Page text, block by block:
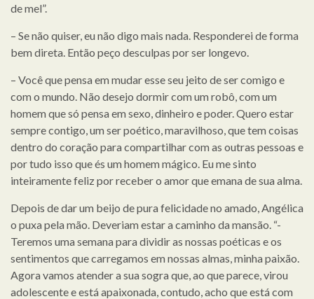
de mel”.
– Se não quiser, eu não digo mais nada. Responderei de forma
bem direta. Então peço desculpas por ser longevo.
– Você que pensa em mudar esse seu jeito de ser comigo e
com o mundo. Não desejo dormir com um robô, com um
homem que só pensa em sexo, dinheiro e poder. Quero estar
sempre contigo, um ser poético, maravilhoso, que tem coisas
dentro do coração para compartilhar com as outras pessoas e
por tudo isso que és um homem mágico. Eu me sinto
inteiramente feliz por receber o amor que emana de sua alma.
Depois de dar um beijo de pura felicidade no amado, Angélica
o puxa pela mão. Deveriam estar a caminho da mansão. “-
Teremos uma semana para dividir as nossas poéticas e os
sentimentos que carregamos em nossas almas, minha paixão.
Agora vamos atender a sua sogra que, ao que parece, virou
adolescente e está apaixonada, contudo, acho que está com